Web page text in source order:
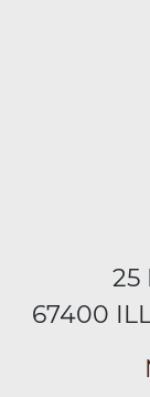
25
67400